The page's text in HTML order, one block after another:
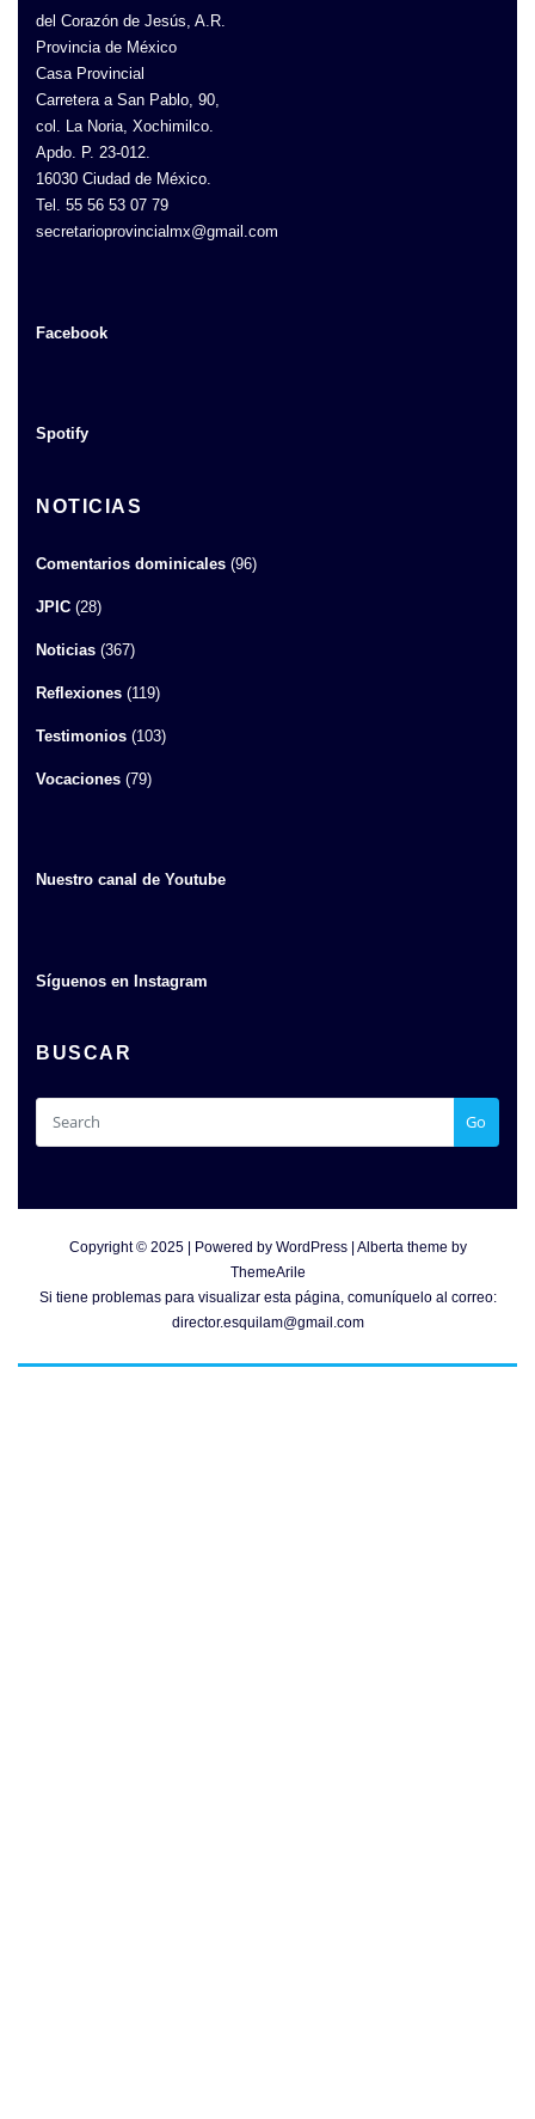
del Corazón de Jesús, A.R.
Provincia de México
Casa Provincial
Carretera a San Pablo, 90,
col. La Noria, Xochimilco.
Apdo. P. 23-012.
16030 Ciudad de México.
Tel. 55 56 53 07 79
secretarioprovincialmx@gmail.com
Facebook
Spotify
NOTICIAS
Comentarios dominicales (96)
JPIC (28)
Noticias (367)
Reflexiones (119)
Testimonios (103)
Vocaciones (79)
Nuestro canal de Youtube
Síguenos en Instagram
BUSCAR
Go
Copyright © 2025 | Powered by WordPress
Alberta theme by
ThemeArile
Si tiene problemas para visualizar esta página, comuníquelo al correo:
director.esquilam@gmail.com